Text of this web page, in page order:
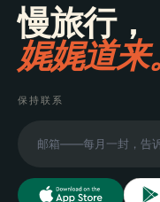
慢旅行，
娓娓道来。
保持联系